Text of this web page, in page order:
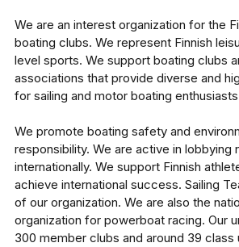
We are an interest organization for the
boating clubs. We represent Finnish
level sports. We support boating clubs
associations that provide diverse and
for sailing and motor boating
We promote boating safety and
responsibility. We are active in lobbying
internationally. We support Finnish
achieve international success. Sailing
of our organization. We are also the
organization for powerboat racing. Our
300 member clubs and around 39 class